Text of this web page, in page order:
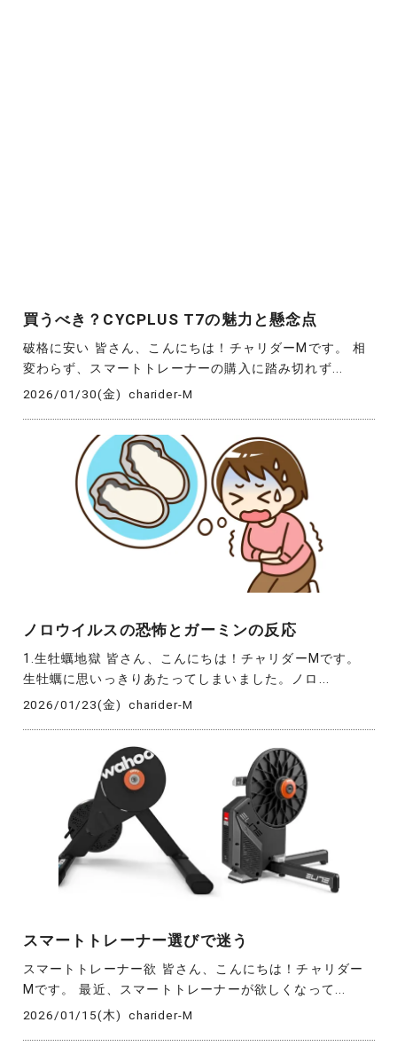
買うべき？CYCPLUS T7の魅力と懸念点
破格に安い 皆さん、こんにちは！チャリダーMです。 相
変わらず、スマートトレーナーの購入に踏み切れず...
2026/01/30(金) charider-M
ノロウイルスの恐怖とガーミンの反応
1.生牡蠣地獄 皆さん、こんにちは！チャリダーMです。
生牡蠣に思いっきりあたってしまいました。ノロ...
2026/01/23(金) charider-M
スマートトレーナー選びで迷う
スマートトレーナー欲 皆さん、こんにちは！チャリダー
Mです。 最近、スマートトレーナーが欲しくなって...
2026/01/15(木) charider-M